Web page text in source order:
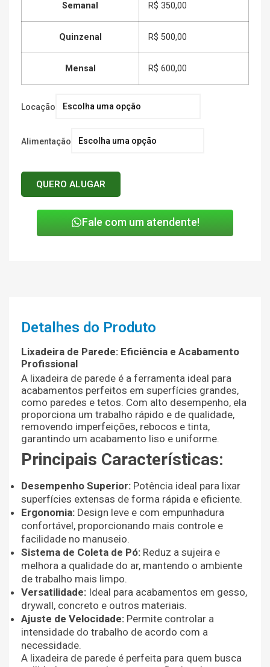
Semanal R$ 350,00
Quinzenal R$ 500,00
Mensal R$ 600,00
Locação
Alimentação
QUERO ALUGAR
Fale com um atendente!
Detalhes do Produto
Lixadeira de Parede: Eficiência e Acabamento
Profissional
A lixadeira de parede é a ferramenta ideal para
acabamentos perfeitos em superfícies grandes,
como paredes e tetos. Com alto desempenho, ela
proporciona um trabalho rápido e de qualidade,
removendo imperfeições, rebocos e tinta,
garantindo um acabamento liso e uniforme.
Principais Características:
Desempenho Superior: Potência ideal para lixar
superfícies extensas de forma rápida e eficiente.
Ergonomia: Design leve e com empunhadura
confortável, proporcionando mais controle e
facilidade no manuseio.
Sistema de Coleta de Pó: Reduz a sujeira e
melhora a qualidade do ar, mantendo o ambiente
de trabalho mais limpo.
Versatilidade: Ideal para acabamentos em gesso,
drywall, concreto e outros materiais.
Ajuste de Velocidade: Permite controlar a
intensidade do trabalho de acordo com a
necessidade.
A lixadeira de parede é perfeita para quem busca